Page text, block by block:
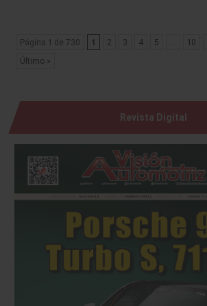
Página 1 de 730 1 2 3 4 5 10
Último »
Revista Digital